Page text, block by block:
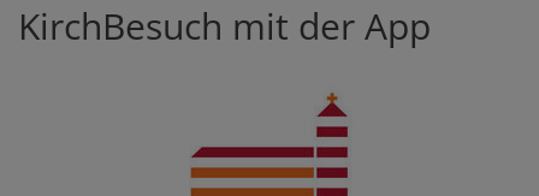
KirchBesuch mit der App